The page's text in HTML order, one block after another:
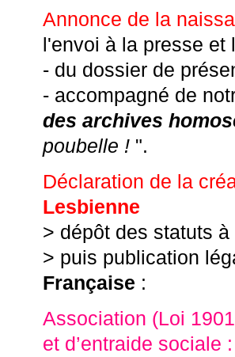
Annonce de la
l'envoi à la presse et
- du dossier de
- accompagné de
des archives
poubelle ! ".
Déclaration de la
Lesbienne
> dépôt des statuts
> puis publication
Française :
Association (Loi
et d’entraide sociale :